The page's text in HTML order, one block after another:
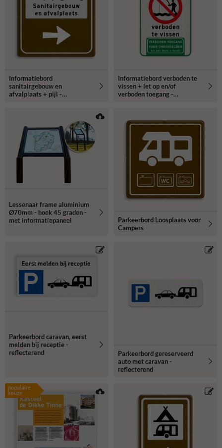
Informatiebord
sanitairgebouw en
afvalplaats + pijl -
Informatiebord verboden te
vissen + let op en/of
verboden toegang -
Lessenaar frame aluminium
Ø70mm - hoek 45 graden -
met informatiepaneel
Parkeerbord Loosplaats voor
Campers
Parkeerbord caravan, eerst
melden bij receptie -
reflecterend
Parkeerbord gereserveerd
auto met caravan -
reflecterend
populaire
keuze